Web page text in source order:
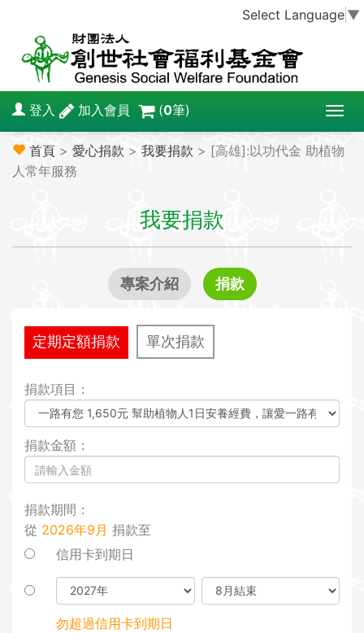
Select Language ▼
T
o
g
o
n
登入 加入會員 (0筆)
首頁 > 愛心捐款 > 我要捐款 > [高雄]:以功代金 助植物
人常年服務
我要捐款
專案介紹 捐款
定期定額捐款 單次捐款
捐款項目：
捐款金額：
捐款期間：
從 2026年9月 捐款至
信用卡到期日
勿超過信用卡到期日